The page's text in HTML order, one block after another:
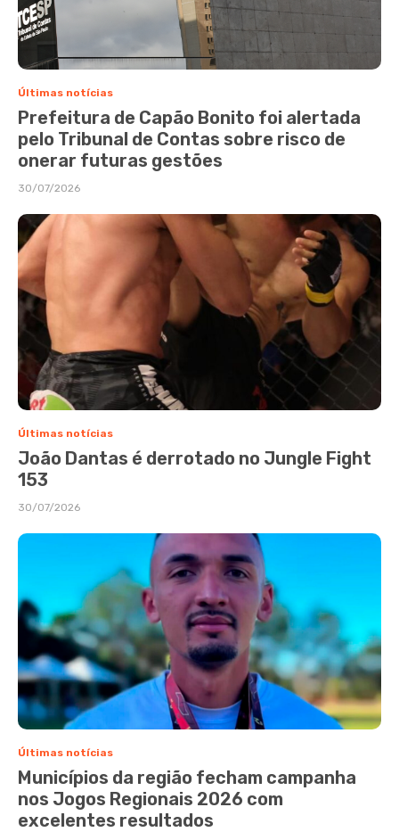
Últimas notícias
Prefeitura de Capão Bonito foi alertada
pelo Tribunal de Contas sobre risco de
onerar futuras gestões
30/07/2026
Últimas notícias
João Dantas é derrotado no Jungle Fight
153
30/07/2026
Últimas notícias
Municípios da região fecham campanha
nos Jogos Regionais 2026 com
excelentes resultados